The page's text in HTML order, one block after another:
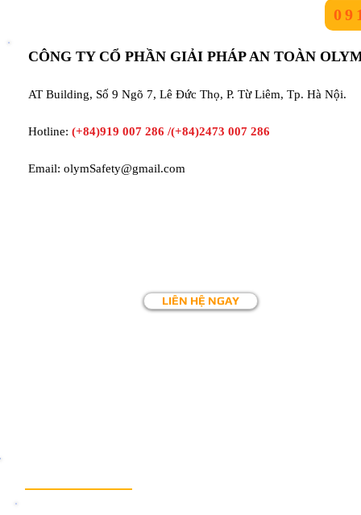
CÔNG TY CỔ PHẦN GIẢI PHÁP AN TOÀN
AT Building, Số 9 Ngõ 7, Lê Đức Thọ, P. Từ Liêm, Tp. Hà Nội.
Hotline: (+84)919 007 286 /(+84)2473 007 286
Email: olymSafety@gmail.com
LIÊN HỆ NGAY